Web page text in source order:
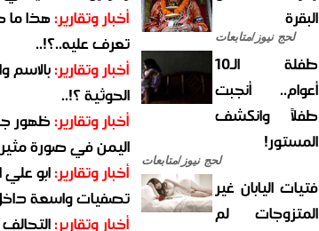
البقرة
لحج نيوز/متابعات
طفلة الـ10
أعوام.. أنجبت
طفلاً وانكشف
المستور!
لحج نيوز/متابعات
فتيات اليابان غير
المتزوجات لم
أخبار وتقارير:هذا ما
تعرف عليه..؟!..
أخبار وتقارير:
الحوثية ؟!..
أخبار وتقارير:ظهور
اليمن في صورة
أخبار وتقارير:ابو
تصفيات واسعة
أخبار وتقارير: